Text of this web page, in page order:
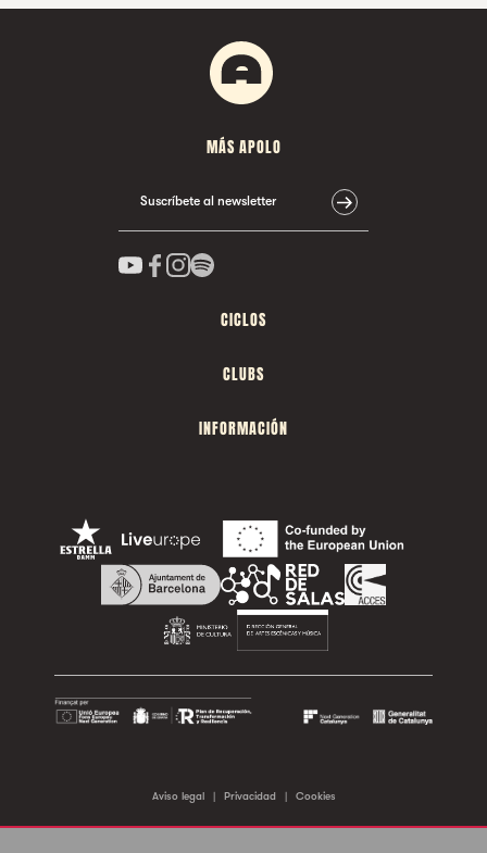
MÁS APOLO
Suscríbete al newsletter
CICLOS
CLUBS
INFORMACIÓN
Aviso legal | Privacidad | Cookies
©2026 Sala Apolo. Todos los derechos reservados.